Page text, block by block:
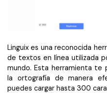
Linguix es una reconocida
de textos en línea utilizada
mundo. Esta herramienta te
la ortografía de manera
puedes cargar hasta 300